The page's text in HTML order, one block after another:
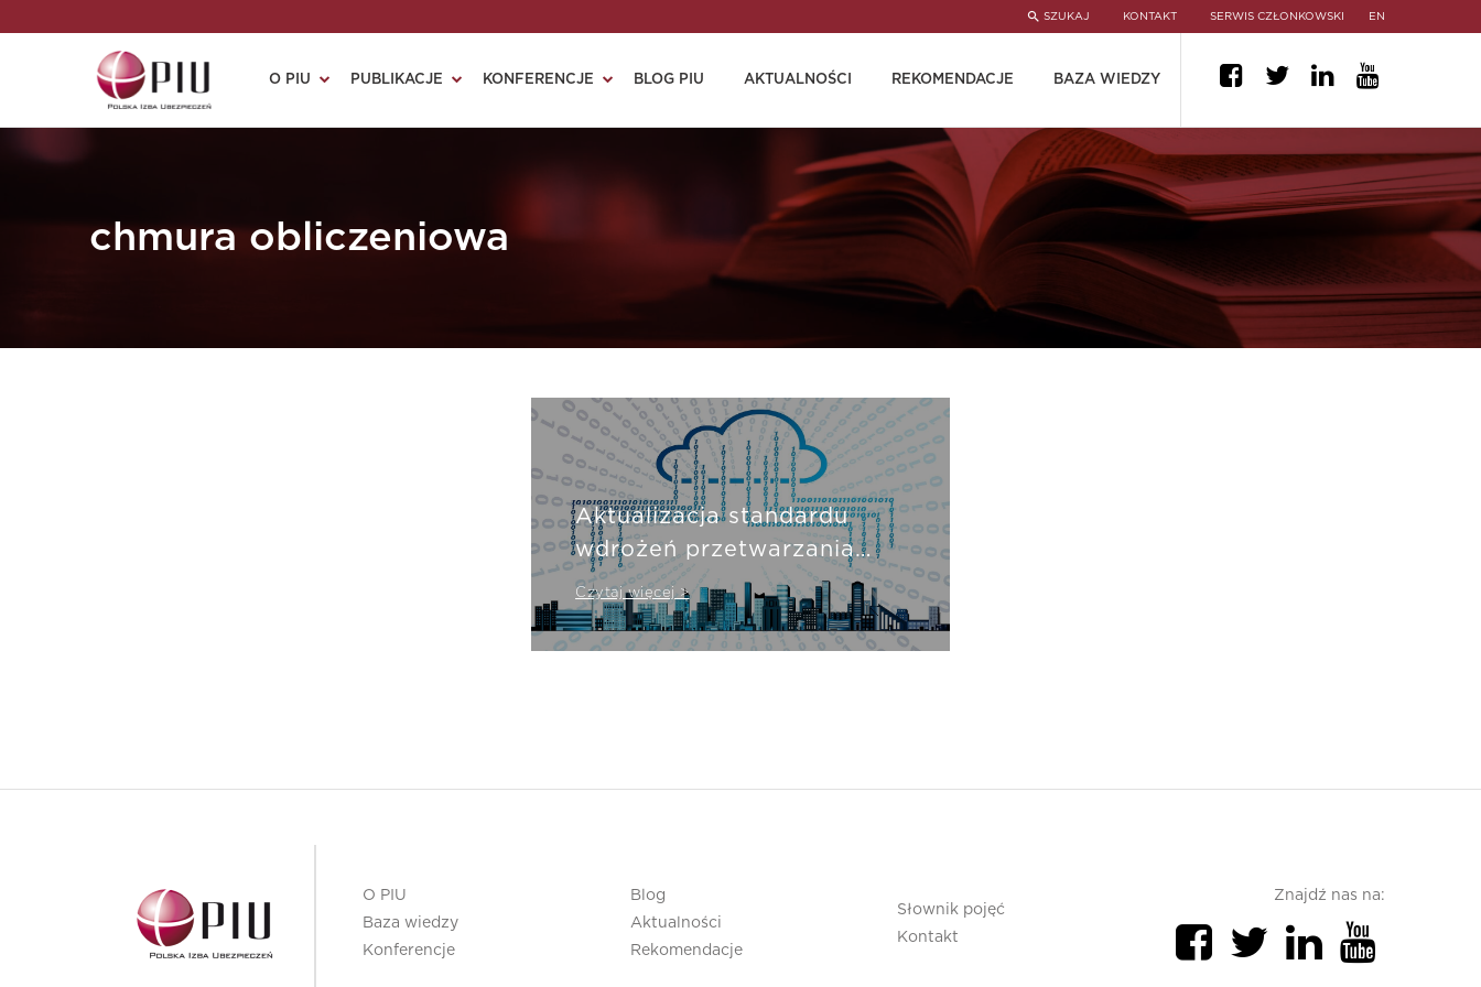
SZUKAJ KONTAKT SERWIS CZŁONKOWSKI EN
O PIU PUBLIKACJE KONFERENCJE BLOG PIU AKTUALNOŚCI REKOMENDACJE BAZA WIEDZY
chmura obliczeniowa
Aktualizacja standardu
wdrożeń przetwarzania
informacji w chmurze
obliczeniowej
Czytaj więcej >
O PIU
Baza wiedzy
Konferencje
Blog
Aktualności
Rekomendacje
Słownik pojęć
Kontakt
Znajdź nas na: